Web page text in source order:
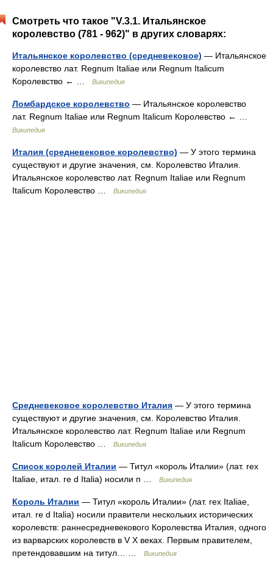
Смотреть что такое "V.3.1. Итальянское
королевство (781 - 962)" в других словарях:
Итальянское королевство (средневековое) — Итальянское
королевство лат. Regnum Italiae или Regnum Italicum
Королевство ← …
Википедия
Ломбардское королевство — Итальянское королевство
лат. Regnum Italiae или Regnum Italicum Королевство ← …
Википедия
Италия (средневековое королевство) — У этого термина
существуют и другие значения, см. Королевство Италия.
Итальянское королевство лат. Regnum Italiae или Regnum
Italicum Королевство …
Википедия
Средневековое королевство Италия — У этого термина
существуют и другие значения, см. Королевство Италия.
Итальянское королевство лат. Regnum Italiae или Regnum
Italicum Королевство …
Википедия
Список королей Италии — Титул «король Италии» (лат. rex
Italiae, итал. re d Italia) носили п …
Википедия
Король Италии — Титул «король Италии» (лат. rex Italiae,
итал. re d Italia) носили правители нескольких исторических
королевств: раннесредневекового Королевства Италия, одного
из варварских королевств в V X веках. Первым правителем,
претендовавшим на титул… …
Википедия